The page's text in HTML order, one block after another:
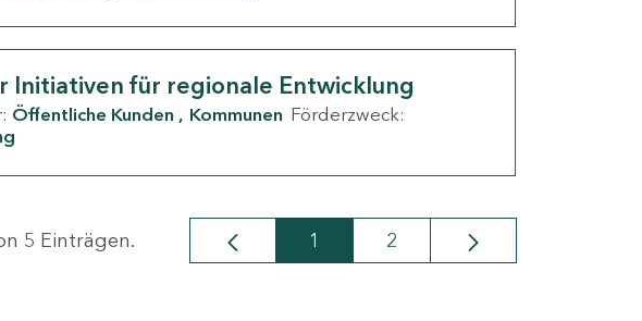
Initiativen für regionale Entwicklung
Öffentliche Kunden Kommunen Förderzweck:
5 Einträgen. Seite
1 Seite
2